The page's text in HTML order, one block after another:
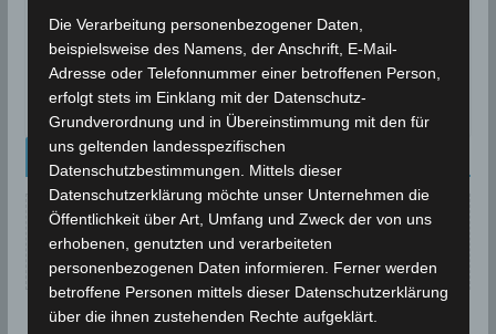
Wenn die Wohnung oder das Grundstück überflutet
waren, gilt es aufzuräumen und gegebenenfalls
Gegenstände und Lebensmittel zu entsorgen. Das
Kriseninterventionszentrum
Kalenderblatt Neu
Keine Beiträge für dieses Datum gefunden.
Die Verarbeitung personenbezogener Daten,
beispielsweise des Namens, der Anschrift, E-Mail-
Adresse oder Telefonnummer einer betroffenen Person,
erfolgt stets im Einklang mit der Datenschutz-
Grundverordnung und in Übereinstimmung mit den für
uns geltenden landesspezifischen
Datenschutzbestimmungen. Mittels dieser
Datenschutzerklärung möchte unser Unternehmen die
Öffentlichkeit über Art, Umfang und Zweck der von uns
erhobenen, genutzten und verarbeiteten
personenbezogenen Daten informieren. Ferner werden
betroffene Personen mittels dieser Datenschutzerklärung
über die ihnen zustehenden Rechte aufgeklärt.